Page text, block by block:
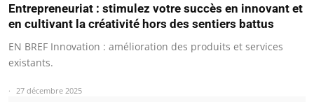
Entrepreneuriat : stimulez votre succès en innovant et
en cultivant la créativité hors des sentiers battus
EN BREF Innovation : amélioration des produits et services
existants.
27 décembre 2025